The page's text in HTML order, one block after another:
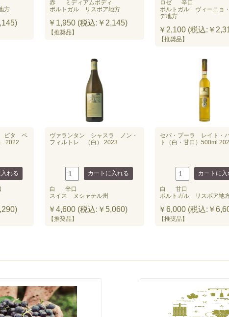
方
赤
ミディアムボディ
ポルトガル リスボア地方
￥1,950 (税込:￥2,145)
【推奨品】
ロゼ
辛口
ポルトガル ヴィーニョ
デ地方
￥2,100 (税込:￥
【推奨品】
ピタ ペ
2022
ヴァランタン シャスラ ノン・
フィルトレ （白） 2023
白
辛口
スイス ヌシャテル州
￥4,600 (税込:￥5,060)
【推奨品】
セパ・プーラ レイト・
ト（白・甘口）500ml
白
甘口
ポルトガル リスボア地
￥6,000 (税込:￥
【推奨品】